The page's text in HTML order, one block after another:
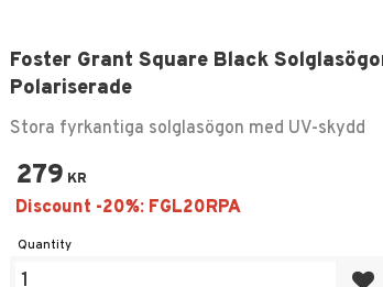
Foster Grant Square Black
Polariserade
Stora fyrkantiga solglasögon med UV-skydd
279 KR
Quantity